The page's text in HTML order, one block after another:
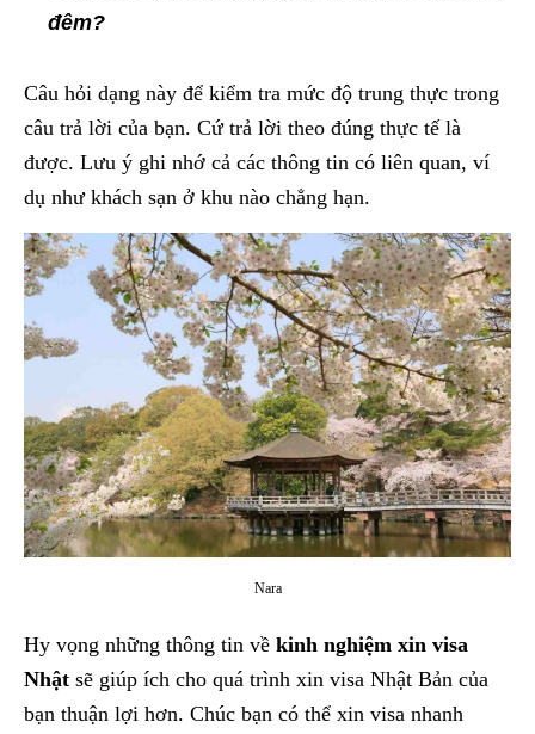
đêm?
Câu hỏi dạng này để kiểm tra mức độ trung thực trong
câu trả lời của bạn. Cứ trả lời theo đúng thực tế là
được. Lưu ý ghi nhớ cả các thông tin có liên quan, ví
dụ như khách sạn ở khu nào chẳng hạn.
Nara
Hy vọng những thông tin về kinh nghiệm xin visa
Nhật sẽ giúp ích cho quá trình xin visa Nhật Bản của
bạn thuận lợi hơn. Chúc bạn có thể xin visa nhanh